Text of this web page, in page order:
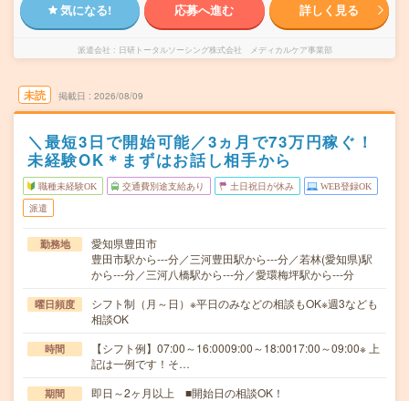
気になる! 応募へ進む 詳しく見る
派遣会社 日研トータルソーシング株式会社 メディカルケア事業部
未読 掲載日 2026/08/09
＼最短3日で開始可能／3ヵ月で73万円稼ぐ！
未経験OK＊まずはお話し相手から
職種未経験OK 交通費別途支給あり 土日祝日が休み WEB登録OK
派遣
勤務地
愛知県豊田市
豊田市駅から---分／三河豊田駅から---分／若林(愛知県)駅
から---分／三河八橋駅から---分／愛環梅坪駅から---分
曜日頻度
シフト制（月～日）※平日のみなどの相談もOK※週3なども
相談OK
時間
【シフト例】07:00～16:0009:00～18:0017:00～09:00※ 上
記は一例です！そ…
期間 即日～2ヶ月以上 ■開始日の相談OK！